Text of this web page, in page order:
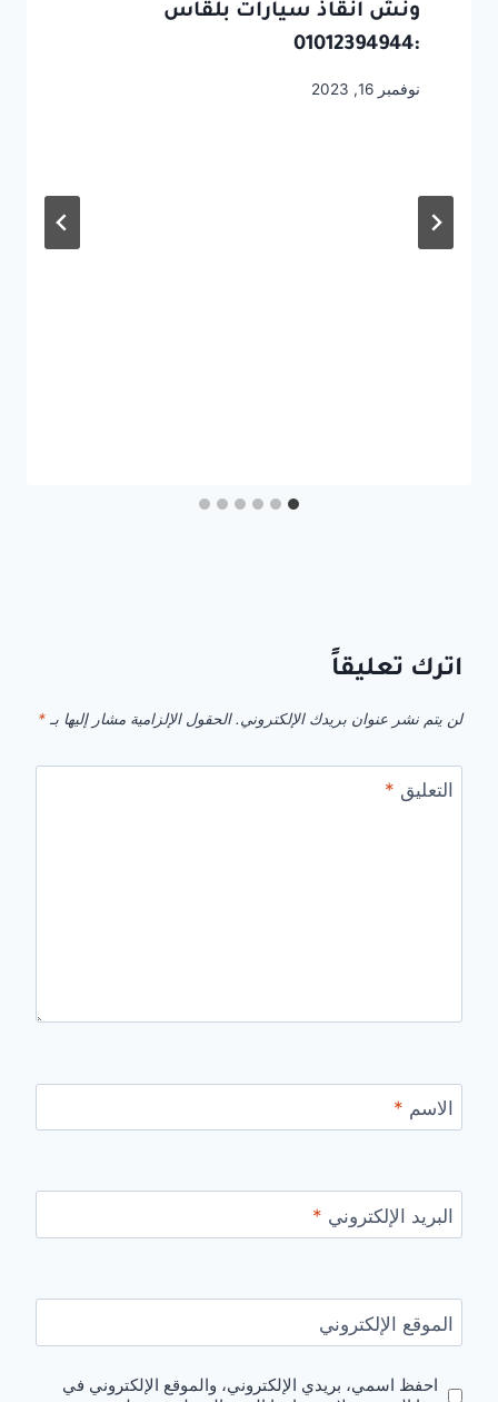
ونش انقاذ سيارات بلقاس
:01012394944
نوفمبر 16, 2023
اترك تعليقاً
لن يتم نشر عنوان بريدك الإلكتروني. الحقول الإلزامية مشار إليها بـ *
التعليق *
الاسم *
البريد الإلكتروني *
الموقع الإلكتروني
احفظ اسمي، بريدي الإلكتروني، والموقع الإلكتروني في